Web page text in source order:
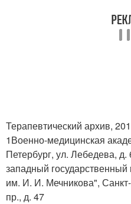
Терапевтический архив,
1Военно-медицинская
Петербург, ул. Лебедева,
западный
им. И. И. Мечникова",
пр., д. 47